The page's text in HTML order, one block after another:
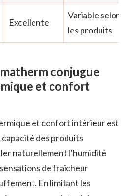
Excellente
Variable selon
les produits
conjugue
et confort
et confort intérieur est
des produits
naturellement l’humidité
de fraîcheur
En limitant les